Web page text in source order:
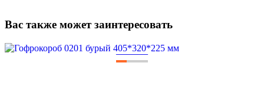
Вас также может заинтересовать
———